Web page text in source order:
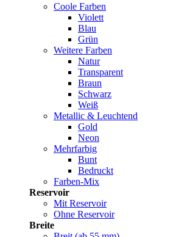
Coole Farben
Violett
Blau
Grün
Weitere Farben
Natur
Transparent
Braun
Schwarz
Weiß
Metallic & Leuchtend
Gold
Neon
Mehrfarbig
Bunt
Bedruckt
Farben-Mix
Reservoir
Mit Reservoir
Ohne Reservoir
Breite